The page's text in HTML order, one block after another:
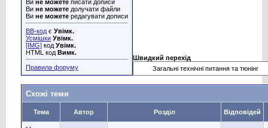
Ви не можете писати дописи
Ви не можете долучати файли
Ви не можете редагувати дописи
BB-код є Увімк.
Усмішки Увімк.
[IMG] код Увімк.
HTML код Вимк.
Правила форуму
Швидкий перехід
Схожі теми
Тема Автор Розділ Відповідей